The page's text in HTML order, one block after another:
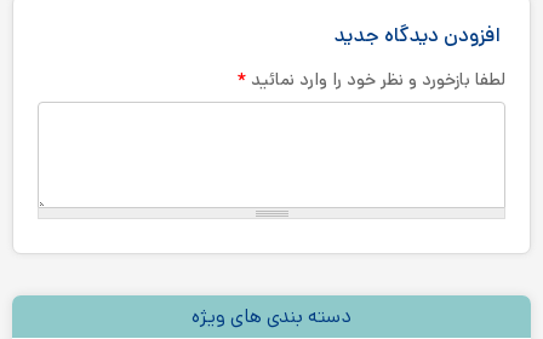
افزودن دیدگاه جدید
لطفا بازخورد و نظر خود را وارد نمائید *
دسته بندی های ویژه